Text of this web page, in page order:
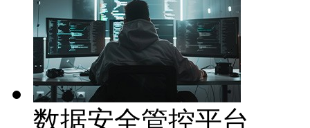
数据安全管控平台